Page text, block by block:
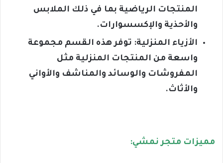
المنتجات الرياضية بما في ذلك الملابس
والأحذية والإكسسوارات.
الأزياء المنزلية: توفر هذه القسم مجموعة
واسعة من المنتجات المنزلية مثل
المفروشات والوسائد والمناشف والأواني
والأثاث.
مميزات متجر نمشي: